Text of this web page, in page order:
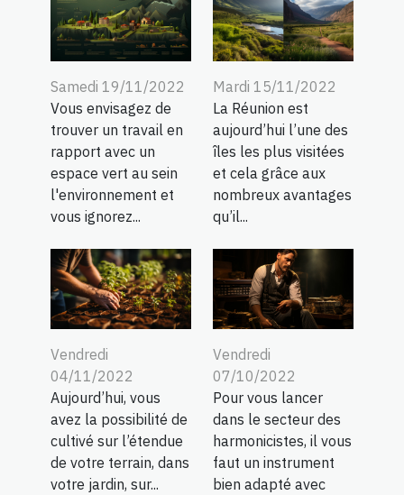
Samedi 19/11/2022
Vous envisagez de
trouver un travail en
rapport avec un
espace vert au sein
l'environnement et
vous ignorez...
Mardi 15/11/2022
La Réunion est
aujourd’hui l’une des
îles les plus visitées
et cela grâce aux
nombreux avantages
qu’il...
Vendredi
04/11/2022
Aujourd’hui, vous
avez la possibilité de
cultivé sur l’étendue
de votre terrain, dans
votre jardin, sur...
Vendredi
07/10/2022
Pour vous lancer
dans le secteur des
harmonicistes, il vous
faut un instrument
bien adapté avec